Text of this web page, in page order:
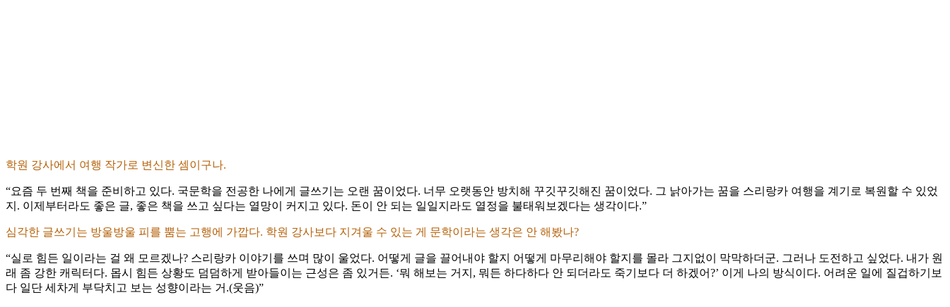
학원 강사에서 여행 작가로 변신한 셈이구나.
“요즘 두 번째 책을 준비하고 있다. 국문학을 전공한 나에게 글쓰기는 오랜 꿈이었다. 너무 오랫동안 방치해 꾸깃꾸깃해진 꿈이었다. 그 낡아가는 꿈을 스리랑카 여행을 계기로 복원할 수 있었
지. 이제부터라도 좋은 글, 좋은 책을 쓰고 싶다는 열망이 커지고 있다. 돈이 안 되는 일일지라도 열정을 불태워보겠다는 생각이다.”
심각한 글쓰기는 방울방울 피를 뿜는 고행에 가깝다. 학원 강사보다 지겨울 수 있는 게 문학이라는 생각은 안 해봤나?
“실로 힘든 일이라는 걸 왜 모르겠나? 스리랑카 이야기를 쓰며 많이 울었다. 어떻게 글을 끌어내야 할지 어떻게 마무리해야 할지를 몰라 그지없이 막막하더군. 그러나 도전하고 싶었다. 내가 원
래 좀 강한 캐릭터다. 몹시 힘든 상황도 덤덤하게 받아들이는 근성은 좀 있거든. ‘뭐 해보는 거지, 뭐든 하다하다 안 되더라도 죽기보다 더 하겠어?’ 이게 나의 방식이다. 어려운 일에 질겁하기보
다 일단 세차게 부닥치고 보는 성향이라는 거.(웃음)”